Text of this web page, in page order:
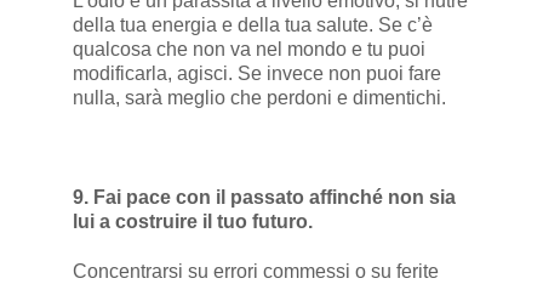
della tua energia e della tua salute. Se c’è
qualcosa che non va nel mondo e tu puoi
modificarla, agisci. Se invece non puoi fare
nulla, sarà meglio che perdoni e dimentichi.
9. Fai pace con il passato affinché non sia
lui a costruire il tuo futuro.
Concentrarsi su errori commessi o su ferite